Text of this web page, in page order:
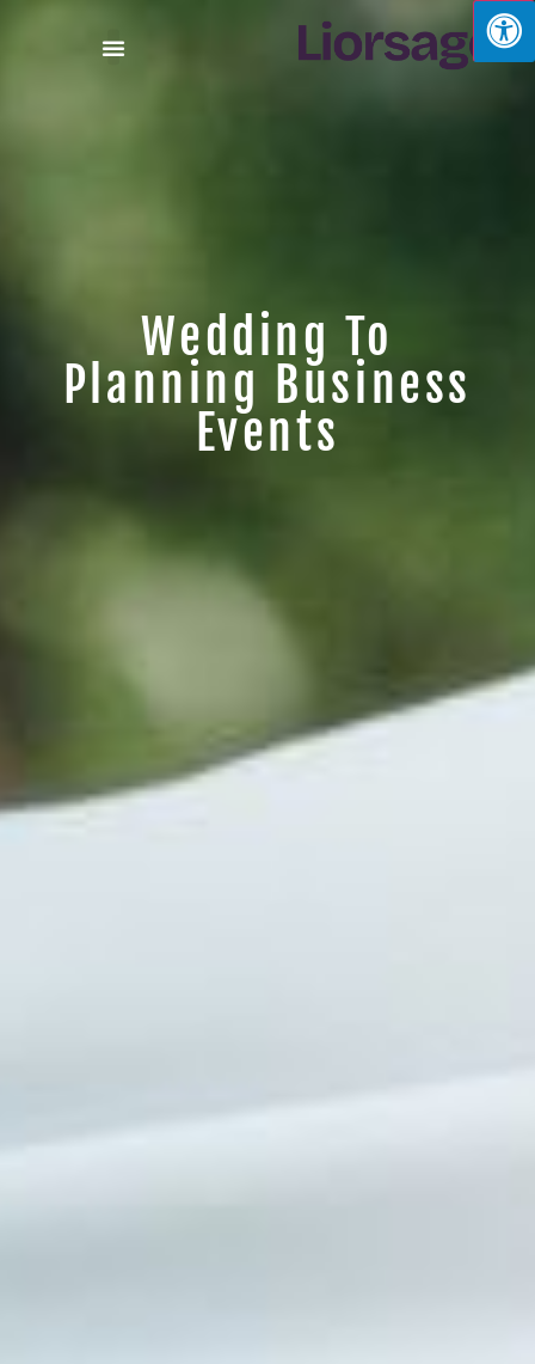
Wedding To
Planning Business
Events